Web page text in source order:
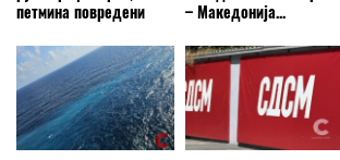
петмина повредени
– Македонија...